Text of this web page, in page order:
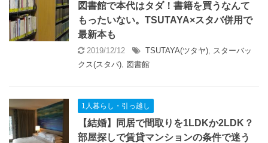
図書館で本代はタダ！書籍を買うなんて
もったいない。TSUTAYA×スタバ併用で
最新本も
2019/12/12 TSUTAYA(ツタヤ), スターバッ
クス(スタバ), 図書館
1人暮らし・引っ越し
【結婚】同居で間取りを1LDKか2LDK？
部屋探しで賃貸マンションの条件で迷う